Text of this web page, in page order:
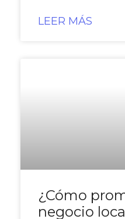
LEER MÁS
¿Cómo
negocio